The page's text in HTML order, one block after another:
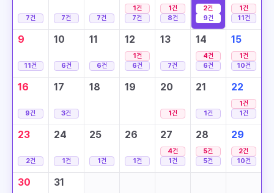
7건 7건 7건
1건
7건
1건
8건
2건
9건
1건
11건
9
11건
10
6건
11
6건
12
1건
6건
13
7건
14
4건
6건
15
1건
10건
16
9건
17
3건
18 19 20
1건
21
1건
22
1건
1건
23
2건
24
1건
25
1건
26
1건
27
4건
1건
28
5건
5건
29
2건
10건
30 31